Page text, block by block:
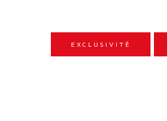
EXCLUSIVITÉ